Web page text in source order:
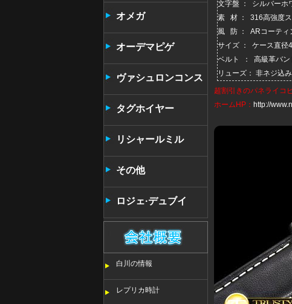
オメガ
オーデマピゲ
ヴァシュロンコンス
タンタン
タグホイヤー
リシャールミル
その他
ロジェ·デュブイ
白川の情報
レプリカ時計
文字盤 ： シルバーホ
素 材 ： 316高強度ス
風 防 ： ARコーティ
サイズ ： ケース直径
ベルト ： 高級革バン
リューズ： 非ネジ込
超割引きのパネライコ
ホームHP： http://